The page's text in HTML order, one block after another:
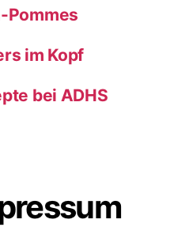
Pommes
im Kopf
bei ADHS